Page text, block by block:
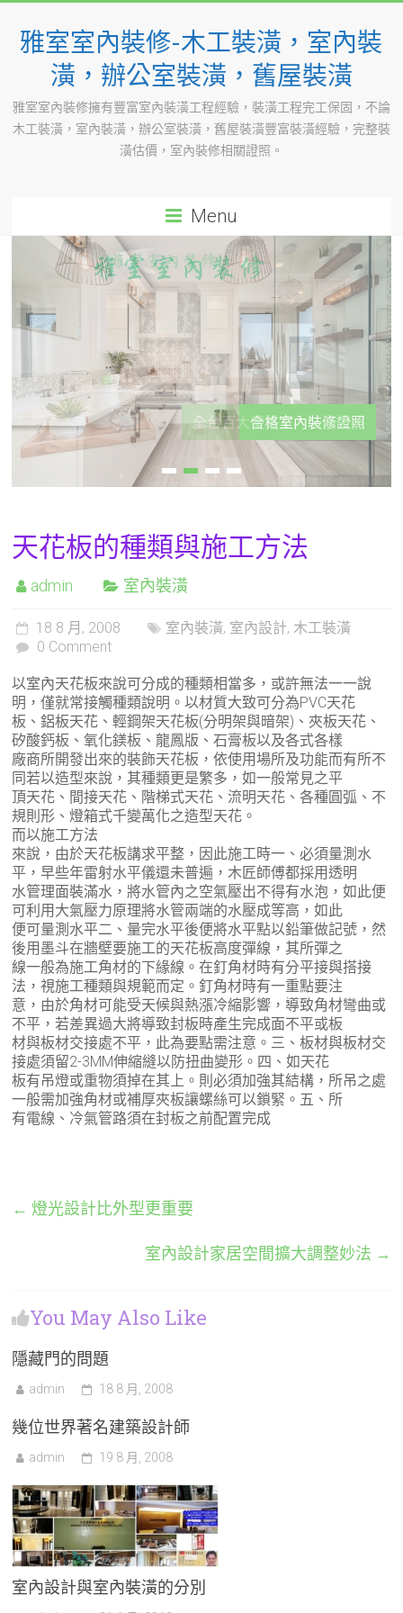
content
雅室室內裝修-木工裝潢，室內裝
潢，辦公室裝潢，舊屋裝潢
雅室室內裝修擁有豐富室內裝潢工程經驗，裝潢工程完工保固，不論
木工裝潢，室內裝潢，辦公室裝潢，舊屋裝潢豐富裝潢經驗，完整裝
潢估價，室內裝修相關證照。
Menu
合格室內裝修證照
天花板的種類與施工方法
admin 室內裝潢
18 8 月, 2008 室內裝潢, 室內設計, 木工裝潢
0 Comment
以室內天花板來說可分成的種類相當多，或許無法一一說
明，僅就常接觸種類說明。以材質大致可分為PVC天花
板、鋁板天花、輕鋼架天花板(分明架與暗架)、夾板天花、
矽酸鈣板、氧化鎂板、龍鳳版、石膏板以及各式各樣
廠商所開發出來的裝飾天花板，依使用場所及功能而有所不
同若以造型來說，其種類更是繁多，如一般常見之平
頂天花、間接天花、階梯式天花、流明天花、各種圓弧、不
規則形、燈箱式千變萬化之造型天花。
而以施工方法
來說，由於天花板講求平整，因此施工時一、必須量測水
平，早些年雷射水平儀還未普遍，木匠師傅都採用透明
水管理面裝滿水，將水管內之空氣壓出不得有水泡，如此便
可利用大氣壓力原理將水管兩端的水壓成等高，如此
便可量測水平二、量完水平後便將水平點以鉛筆做記號，然
後用墨斗在牆壁要施工的天花板高度彈線，其所彈之
線一般為施工角材的下緣線。在釘角材時有分平接與搭接
法，視施工種類與規範而定。釘角材時有一重點要注
意，由於角材可能受天候與熱漲冷縮影響，導致角材彎曲或
不平，若差異過大將導致封板時產生完成面不平或板
材與板材交接處不平，此為要點需注意。三、板材與板材交
接處須留2-3MM伸縮縫以防扭曲變形。四、如天花
板有吊燈或重物須掉在其上。則必須加強其結構，所吊之處
一般需加強角材或補厚夾板讓螺絲可以鎖緊。五、所
有電線、冷氣管路須在封板之前配置完成
← 燈光設計比外型更重要
室內設計家居空間擴大調整妙法 →
You May Also Like
隱藏門的問題
admin 18 8 月, 2008
幾位世界著名建築設計師
admin 19 8 月, 2008
室內設計與室內裝潢的分別